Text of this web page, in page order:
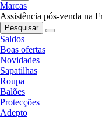
Marcas
Assistência pós-venda na
Pesquisar
Saldos
Boas ofertas
Novidades
Sapatilhas
Roupa
Balões
Protecções
Adepto